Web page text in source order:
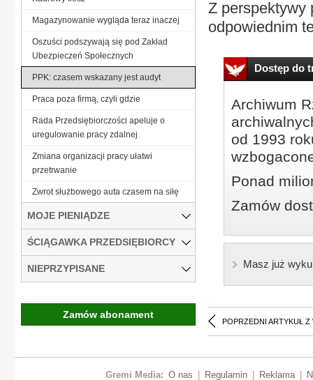
Z perspektywy
odpowiednim
Dostęp do
Archiwum
od 1993
Ponad
Zamów
Masz już
POPRZEDNI ARTYKUŁ Z
Magazynowanie wygląda teraz inaczej
Oszuści podszywają się pod Zakład
Ubezpieczeń Społecznych
PPK: czasem wskazany jest audyt
Praca poza firmą, czyli gdzie
Rada Przedsiębiorczości apeluje o
uregulowanie pracy zdalnej
Zmiana organizacji pracy ułatwi
przetrwanie
Zwrot służbowego auta czasem na siłę
MOJE PIENIĄDZE
ŚCIĄGAWKA PRZEDSIĘBIORCY
NIEPRZYPISANE
Zamów abonament
Gremi Media: O nas Regulamin Reklama